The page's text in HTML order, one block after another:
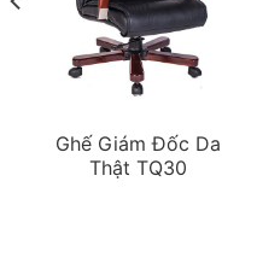
Ghế Giám Đốc Da
Thật TQ30